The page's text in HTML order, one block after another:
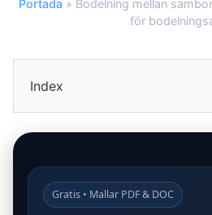
Portada » Bodelning mellan
för
Index
Gratis • Mallar PDF & DOC